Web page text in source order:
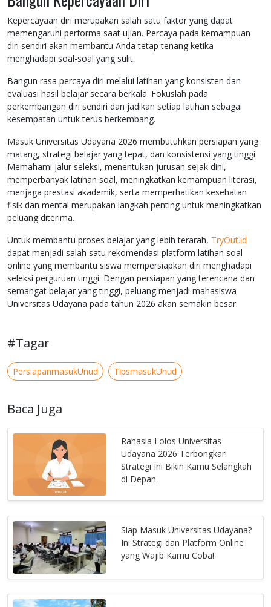
Kepercayaan diri merupakan salah satu faktor yang dapat
memengaruhi performa saat ujian. Percaya pada kemampuan
diri sendiri akan membantu Anda tetap tenang ketika
menghadapi soal-soal yang sulit.
Bangun rasa percaya diri melalui latihan yang konsisten dan
evaluasi hasil belajar secara berkala. Fokuslah pada
perkembangan diri sendiri dan jadikan setiap latihan sebagai
kesempatan untuk terus berkembang.
Masuk Universitas Udayana 2026 membutuhkan persiapan yang
matang, strategi belajar yang tepat, dan konsistensi yang tinggi.
Memahami jalur seleksi, menentukan jurusan sejak dini,
memperbanyak latihan soal, meningkatkan kemampuan literasi,
menjaga prestasi akademik, serta memperhatikan kesehatan
fisik dan mental merupakan langkah penting untuk meningkatkan
peluang diterima.
Untuk membantu proses belajar yang lebih terarah, TryOut.id
dapat menjadi salah satu rekomendasi platform latihan soal
online yang membantu siswa mempersiapkan diri menghadapi
seleksi perguruan tinggi. Dengan persiapan yang terencana dan
semangat belajar yang tinggi, peluang menjadi mahasiswa
Universitas Udayana pada tahun 2026 akan semakin besar.
#Tagar
PersiapanmasukUnud TipsmasukUnud
Baca Juga
Rahasia Lolos Universitas
Udayana 2026 Terbongkar!
Strategi Ini Bikin Kamu Selangkah
di Depan
Siap Masuk Universitas Udayana?
Ini Strategi dan Platform Online
yang Wajib Kamu Coba!